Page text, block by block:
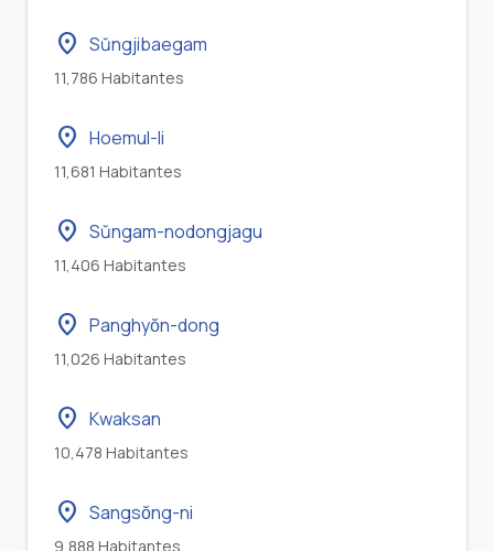
location_on Sŭngjibaegam
11,786 Habitantes
location_on Hoemul-li
11,681 Habitantes
location_on Sŭngam-nodongjagu
11,406 Habitantes
location_on Panghyŏn-dong
11,026 Habitantes
location_on Kwaksan
10,478 Habitantes
location_on Sangsŏng-ni
9,888 Habitantes